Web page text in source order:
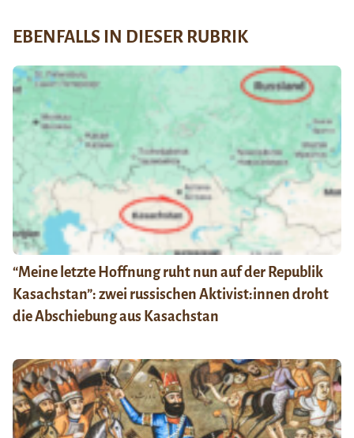
EBENFALLS IN DIESER RUBRIK
“Meine letzte Hoffnung ruht nun auf der Republik
Kasachstan”: zwei russischen Aktivist:innen droht
die Abschiebung aus Kasachstan